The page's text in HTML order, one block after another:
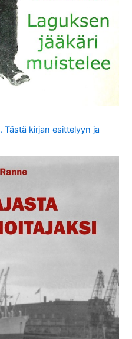
. Tästä kirjan esittelyyn ja